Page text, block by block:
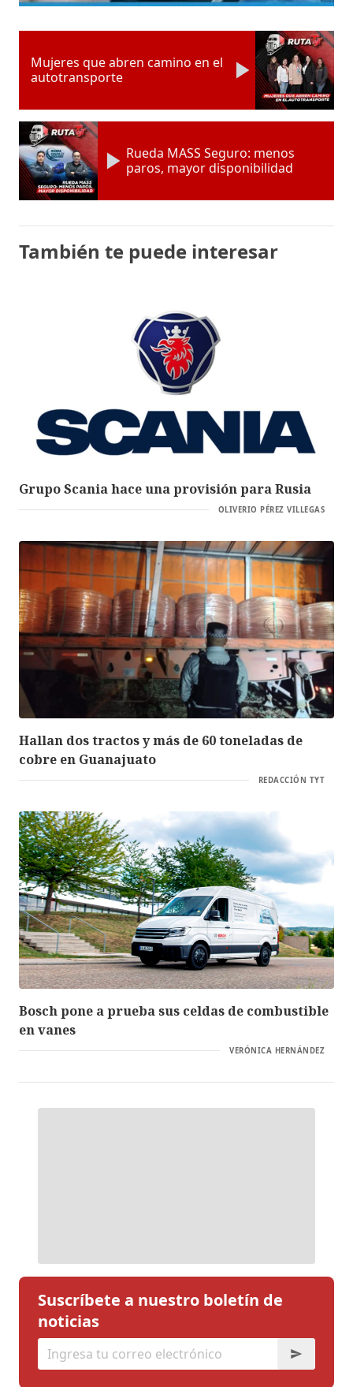
Mujeres que abren camino en el
autotransporte
Rueda MASS Seguro: menos
paros, mayor disponibilidad
También te puede interesar
Grupo Scania hace una provisión para Rusia
OLIVERIO PÉREZ VILLEGAS
Hallan dos tractos y más de 60 toneladas de
cobre en Guanajuato
REDACCIÓN TYT
Bosch pone a prueba sus celdas de combustible
en vanes
VERÓNICA HERNÁNDEZ
Suscríbete a nuestro boletín de
noticias